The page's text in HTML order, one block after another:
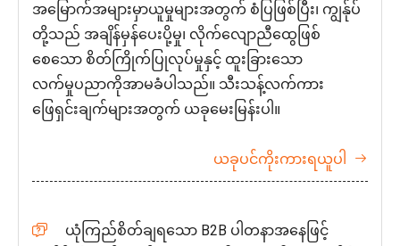
အမြောက်အများမှာယူမှုများအတွက် စံပြဖြစ်ပြီး၊ ကျွန်ုပ်
တို့သည် အချိန်မှန်ပေးပို့မှု၊ လိုက်လျောညီထွေဖြစ်
စေသော စိတ်ကြိုက်ပြုလုပ်မှုနှင့် ထူးခြားသော
လက်မှုပညာကိုအာမခံပါသည်။ သီးသန့်လက်ကား
ဖြေရှင်းချက်များအတွက် ယခုမေးမြန်းပါ။
ယခုပင်ကိုးကားရယူပါ 

ယုံကြည်စိတ်ချရသော B2B ပါတနာအနေဖြင့်